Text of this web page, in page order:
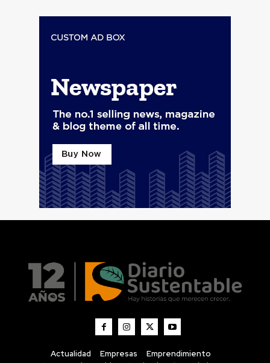
Actualidad Empresas
Emprendimiento